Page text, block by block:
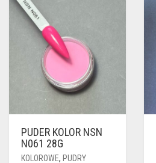
PUDER KOLOR NSN
N061 28G
KOLOROWE, PUDRY